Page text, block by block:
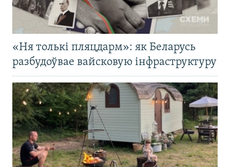
«Ня толькі пляцдарм»: як Беларусь
разбудоўвае вайсковую інфраструктуру